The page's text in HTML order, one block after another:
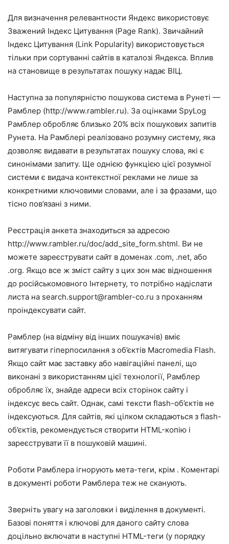
Для визначення релевантности Яндекс використовує
Зважений Індекс Цитування (Page Rank). Звичайний
Індекс Цитування (Link Popularity) використовується
тільки при сортуванні сайтів в каталозі Яндекса. Вплив
на становище в результатах пошуку надає ВІЦ.
Наступна за популярністю пошукова система в Рунеті —
Рамблер (http://www.rambler.ru). За оцінками SpyLog
Рамблер обробляє близько 20% всіх пошукових запитів
Рунета. На Рамблері реалізовано розумну систему, яка
дозволяє видавати в результатах пошуку слова, які є
синонімами запиту. Ще однією функцією цієї розумної
системи є видача контекстної реклами не лише за
конкретними ключовими словами, але і за фразами, що
тісно пов’язані з ними.
Реєстрація анкета знаходиться за адресою
http://www.rambler.ru/doc/add_site_form.shtml. Ви не
можете зареєструвати сайт в доменах .com, .net, або
.org. Якщо все ж зміст сайту з цих зон має відношення
до російськомовного Інтернету, то потрібно надіслати
листа на search.support@rambler-co.ru з проханням
проіндексувати сайт.
Рамблер (на відміну від інших пошукачів) вміє
витягувати гіперпосилання з об’єктів Macromedia Flash.
Якщо сайт має заставку або навігаційні панелі, що
виконані з використанням цієї технології, Рамблер
обробляє їх, знайде адреси всіх сторінок сайту і
індексує весь сайт. Однак, самі тексти flash-об’єктів не
індексуються. Для сайтів, які цілком складаються з flash-
об’єктів, рекомендується створити HTML-копію і
зареєструвати її в пошуковій машині.
Роботи Рамблера ігнорують мета-теги, крім . Коментарі
в документі роботи Рамблера теж не сканують.
Зверніть увагу на заголовки і виділення в документі.
Базові поняття і ключові для даного сайту слова
доцільно включати в наступні HTML-теги (у порядку